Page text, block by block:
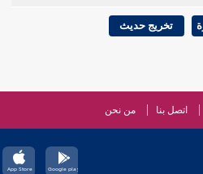
تخريج حديث
اتصل بنا من نحن